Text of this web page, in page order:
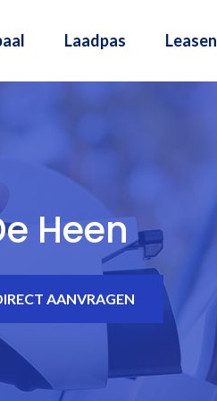
Laadpas Leasen
Heen
AANVRAGEN